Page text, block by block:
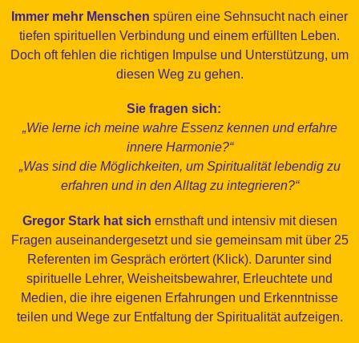
Immer mehr Menschen spüren eine Sehnsucht nach einer
tiefen spirituellen Verbindung und einem erfüllten Leben.
Doch oft fehlen die richtigen Impulse und Unterstützung, um
diesen Weg zu gehen.
Sie fragen sich:
„Wie lerne ich meine wahre Essenz kennen und erfahre
innere Harmonie?“
„Was sind die Möglichkeiten, um Spiritualität lebendig zu
erfahren und in den Alltag zu integrieren?“
Gregor Stark hat sich ernsthaft und intensiv mit diesen
Fragen auseinandergesetzt und sie gemeinsam mit über 25
Referenten im Gespräch erörtert (Klick). Darunter sind
spirituelle Lehrer, Weisheitsbewahrer, Erleuchtete und
Medien, die ihre eigenen Erfahrungen und Erkenntnisse
teilen und Wege zur Entfaltung der Spiritualität aufzeigen.